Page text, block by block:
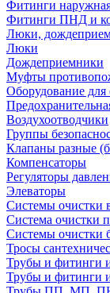
Фитинги
Фитинги ПНД и
Люки,
Люки
Дождеприемники
Муфты
Оборудование для
Воздухоотводчики
Группы
Клапаны разные
Компенсаторы
Регуляторы
Элеваторы
Системы очистки
Система очистки
Системы очистки
Тросы
Трубы и фитинги
Трубы и фитинги